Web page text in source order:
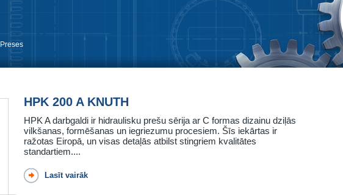
Preses
HPK 200 A KNUTH
HPK A darbgaldi ir hidraulisku prešu sērija ar C formas dizainu dziļās
vilkšanas, formēšanas un iegriezumu procesiem. Šīs iekārtas ir
ražotas Eiropā, un visas detaļās atbilst stingriem kvalitātes
standartiem....
Lasīt vairāk